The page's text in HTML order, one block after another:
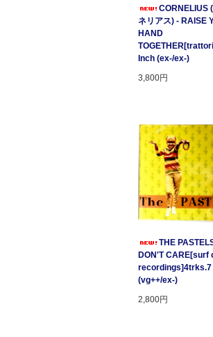
CORNELIUS
ネリアス) - RAISE
HAND
Inch (ex-/ex-)
3,800円
THE
DON'T CARE[surf
recordings]4trks.7
(vg++/ex-)
2,800円